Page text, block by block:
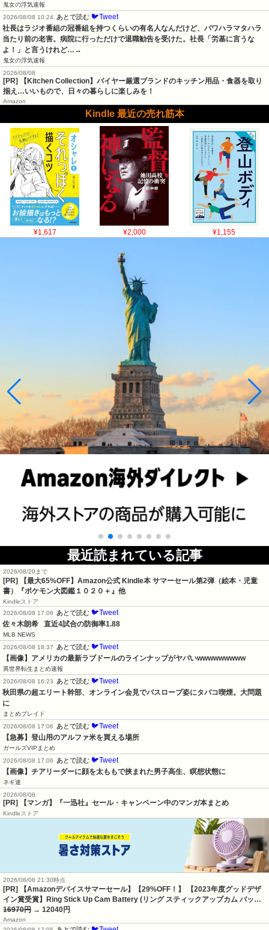
鬼女の浮気速報
2026/08/08 10:24 あとで読む 🐦Tweet
社長はラジオ番組の冠番組を持つくらいの有名人なんだけど、パワハラマタハラ
当たり前の老害。病院に行っただけで退職勧告を受けた。社長「労基に言うな
よ！」と言うけれど…→
鬼女の浮気速報
2026/08/08
[PR] 【Kitchen Collection】バイヤー厳選ブランドのキッチン用品・食器を取り
揃え…いいもので、日々の暮らしに楽しみを！
Amazon
Kindle 最近の売れ筋本
¥1,617 ¥2,000 ¥1,155
最近読まれている記事
2026/08/20まで
[PR]
【最大65%OFF】Amazon公式 Kindle本 サマーセール第2弾（絵本・児童
書）『ポケモン大図鑑１０２０＋』他
Kindleストア
2026/08/08 17:06
あとで読む 🐦Tweet
佐々木朗希   直近4試合の防御率1.88
MLB NEWS
2026/08/08 18:37
あとで読む 🐦Tweet
【画像】アメリカの最新ラブドールのラインナップがヤバいwwwwwwwww
異世界転生まとめ速報
2026/08/08 16:23
あとで読む 🐦Tweet
秋田県の超エリート幹部、オンライン会見でバスローブ姿にタバコ喫煙。大問題
に
まとめブレイド
2026/08/08 17:06
あとで読む 🐦Tweet
【急募】登山用のアルファ米を買える場所
ガールズVIPまとめ
2026/08/08 17:06
あとで読む 🐦Tweet
【画像】チアリーダーに顔を太ももで挟まれた男子高生、瞑想状態に
ネギ速
2026/08/08
[PR] 【マンガ】『一迅社』セール・キャンペーン中のマンガ本まとめ
Kindleストア
2026/08/08 21:30時点
[PR] 【Amazonデバイスサマーセール】【29%OFF！】 【2023年度グッドデザ
イン賞受賞】Ring Stick Up Cam Battery (リング スティックアップカム バッ…
16970円 → 12040円
Amazon